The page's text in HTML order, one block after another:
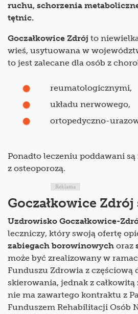
ruchu, schorzenia
tętnic.
Goczałkowice Zdrój to
wieś, usytuowana w
to jest zalecane dla osób z
reumatologicznymi,
układu nerwowego,
ortopedyczno-
Ponadto leczeniu poddawani
z osteoporozą.
Reklama
Goczałkowice
Uzdrowisko Goczałkowice-
leczniczy, który swoją ofertę
zabiegach borowinowych oraz
może być zrealizowany w
Funduszu Zdrowia z częściową
skierowania, jednak z całkowitą
nie ma zawartego kontraktu z
Funduszem Rehabilitacji Osób